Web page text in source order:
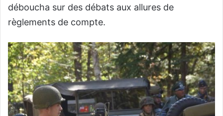
déboucha sur des débats aux allures de
règlements de compte.